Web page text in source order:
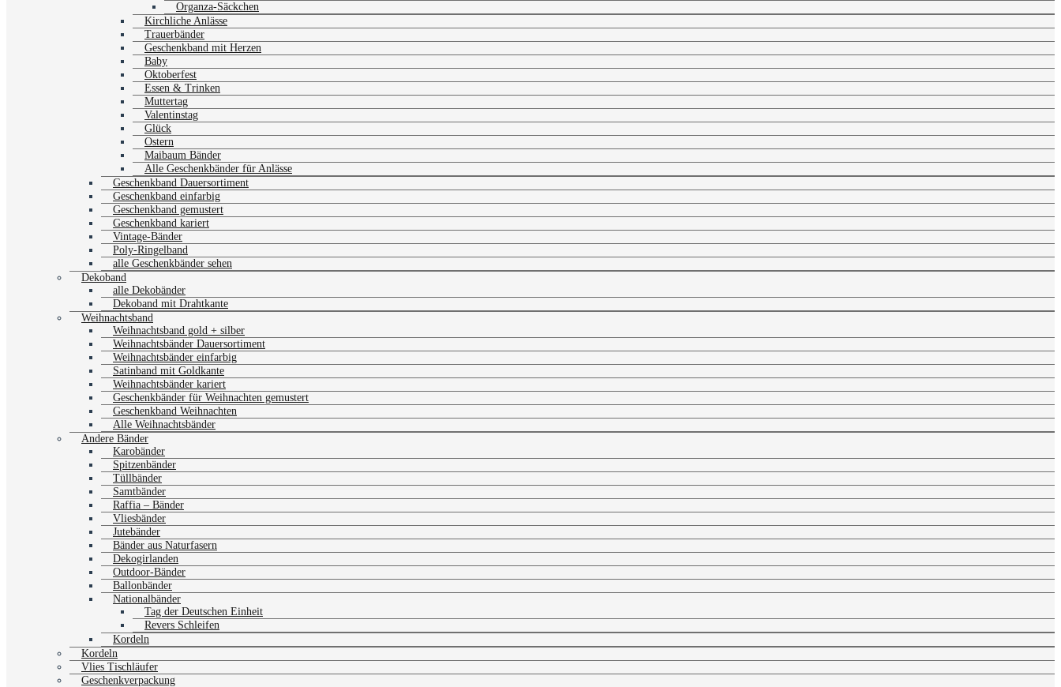
Organza-Säckchen
Kirchliche Anlässe
Trauerbänder
Geschenkband mit Herzen
Baby
Oktoberfest
Essen & Trinken
Muttertag
Valentinstag
Glück
Ostern
Maibaum Bänder
Alle Geschenkbänder für Anlässe
Geschenkband Dauersortiment
Geschenkband einfarbig
Geschenkband gemustert
Geschenkband kariert
Vintage-Bänder
Poly-Ringelband
alle Geschenkbänder sehen
Dekoband
alle Dekobänder
Dekoband mit Drahtkante
Weihnachtsband
Weihnachtsband gold + silber
Weihnachtsbänder Dauersortiment
Weihnachtsbänder einfarbig
Satinband mit Goldkante
Weihnachtsbänder kariert
Geschenkbänder für Weihnachten gemustert
Geschenkband Weihnachten
Alle Weihnachtsbänder
Andere Bänder
Karobänder
Spitzenbänder
Tüllbänder
Samtbänder
Raffia – Bänder
Vliesbänder
Jutebänder
Bänder aus Naturfasern
Dekogirlanden
Outdoor-Bänder
Ballonbänder
Nationalbänder
Tag der Deutschen Einheit
Revers Schleifen
Kordeln
Kordeln
Vlies Tischläufer
Geschenkverpackung